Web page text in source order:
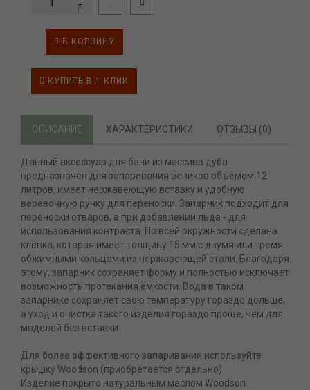
В КОРЗИНУ
КУПИТЬ В 1 КЛИК
ОПИСАНИЕ ХАРАКТЕРИСТИКИ ОТЗЫВЫ (0)
Данный аксессуар для бани из массива дуба
предназначен для запаривания веников объёмом 12
литров, имеет нержавеющую вставку и удобную
веревочную ручку для переноски. Запарник подходит для
переноски отваров, а при добавлении льда - для
использования контраста. По всей окружности сделана
клёпка, которая имеет толщину 15 мм с двумя или тремя
обжимными кольцами из нержавеющей стали. Благодаря
этому, запарник сохраняет форму и полностью исключает
возможность протекания ёмкости. Вода в таком
запарнике сохраняет свою температуру гораздо дольше,
а уход и очистка такого изделия гораздо проще, чем для
моделей без вставки.
Для более эффективного запаривания используйте
крышку Woodson (приобретается отдельно)
Изделие покрыто натуральным маслом Woodson.